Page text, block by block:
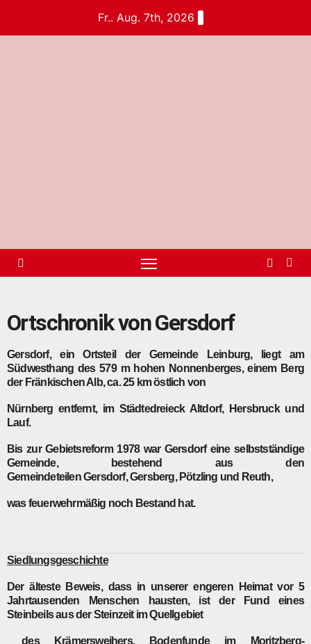
Fr.. Aug. 7th, 2026
Ortschronik von Gersdorf
Gersdorf, ein Ortsteil der Gemeinde Leinburg, liegt am
Südwesthang des 579 m hohen Nonnenberges, einem Berg
der Fränkischen Alb, ca. 25 km östlich von
Nürnberg entfernt, im Städtedreieck Altdorf, Hersbruck und
Lauf.
Bis zur Gebietsreform 1978 war Gersdorf eine selbstständige
Gemeinde, bestehend aus den
GemeindeteilenGersdorf,Gersberg,Pötzling und Reuth,
was feuerwehrmäßig noch Bestand hat.
Siedlungsgeschichte
Der älteste Beweis, dass in unserer engeren Heimat vor 5
Jahrtausenden Menschen hausten, ist der Fund eines
Steinbeils aus der Steinzeit im Quellgebiet
des Krämersweihers. Bodenfunde im Moritzberg-